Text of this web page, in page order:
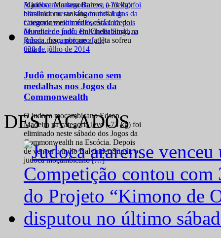
A judoca Mariana Barros, a melhor
brasileira no ranking mundial da
categoria meio médio, está fora do
Mundial de judô, em Cheliabinsk, na
Rússia. Isso, porque a atleta sofreu
uma […]
028 de julho de 2014
Judô moçambicano sem
medalhas nos Jogos da
Commonwealth
O judoca moçambicano Edson
Madeira na categoria leve (-73 kg) foi
eliminado neste sábado dos Jogos da
Commonwealth na Escócia. Depois
de vencer o índio Balvinder Singh, o
judoca moçambicano […]
DESTACADOS